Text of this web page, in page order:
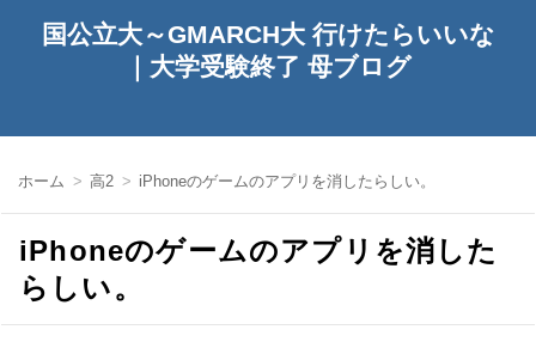
国公立大～GMARCH大 行けたらいいな
｜大学受験終了 母ブログ
ホーム 高2 iPhoneのゲームのアプリを消したらしい。
iPhoneのゲームのアプリを消した
らしい。